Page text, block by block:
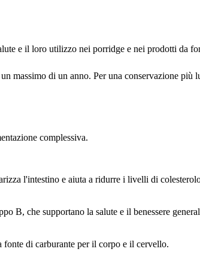
e il loro utilizzo nei porridge e nei prodotti da
massimo di un anno. Per una conservazione
complessiva.
l'intestino e aiuta a ridurre i livelli di
B, che supportano la salute e il benessere
fonte di carburante per il corpo e il cervello.